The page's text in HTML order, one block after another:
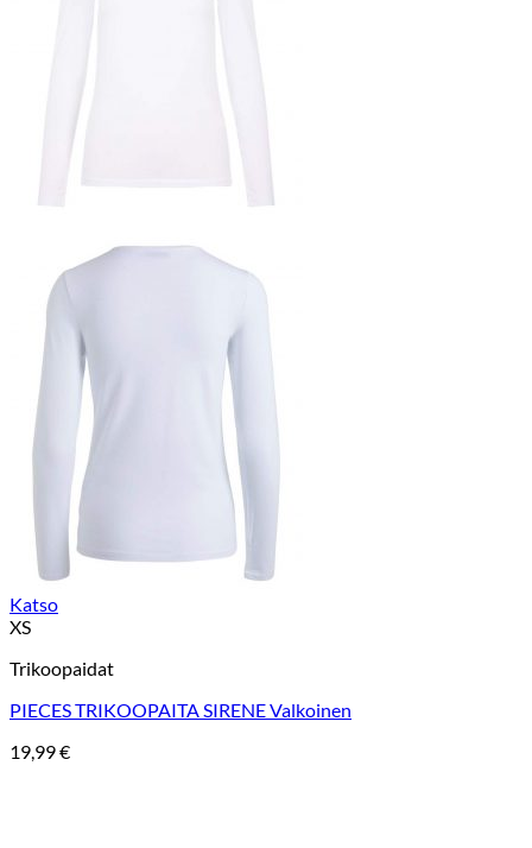
Katso
XS
Trikoopaidat
PIECES TRIKOOPAITA SIRENE Valkoinen
19,99€